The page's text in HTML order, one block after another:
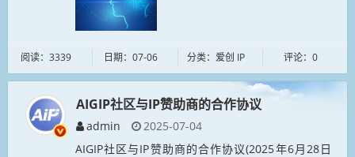
阅读：3339 日期：07-06 分类：爱创 IP 评论：0
AIGIP社区与IP赞助商的合作协议
admin
2025-07-04
AIGIP社区与IP赞助商的合作协议(2025年6月28日